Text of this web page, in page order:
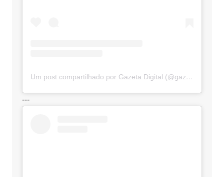
Um post compartilhado por Gazeta Digital (@gazetadigital)
---